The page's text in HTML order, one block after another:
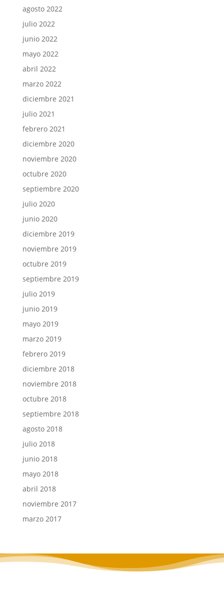
agosto 2022
julio 2022
junio 2022
mayo 2022
abril 2022
marzo 2022
diciembre 2021
julio 2021
febrero 2021
diciembre 2020
noviembre 2020
octubre 2020
septiembre 2020
julio 2020
junio 2020
diciembre 2019
noviembre 2019
octubre 2019
septiembre 2019
julio 2019
junio 2019
mayo 2019
marzo 2019
febrero 2019
diciembre 2018
noviembre 2018
octubre 2018
septiembre 2018
agosto 2018
julio 2018
junio 2018
mayo 2018
abril 2018
noviembre 2017
marzo 2017